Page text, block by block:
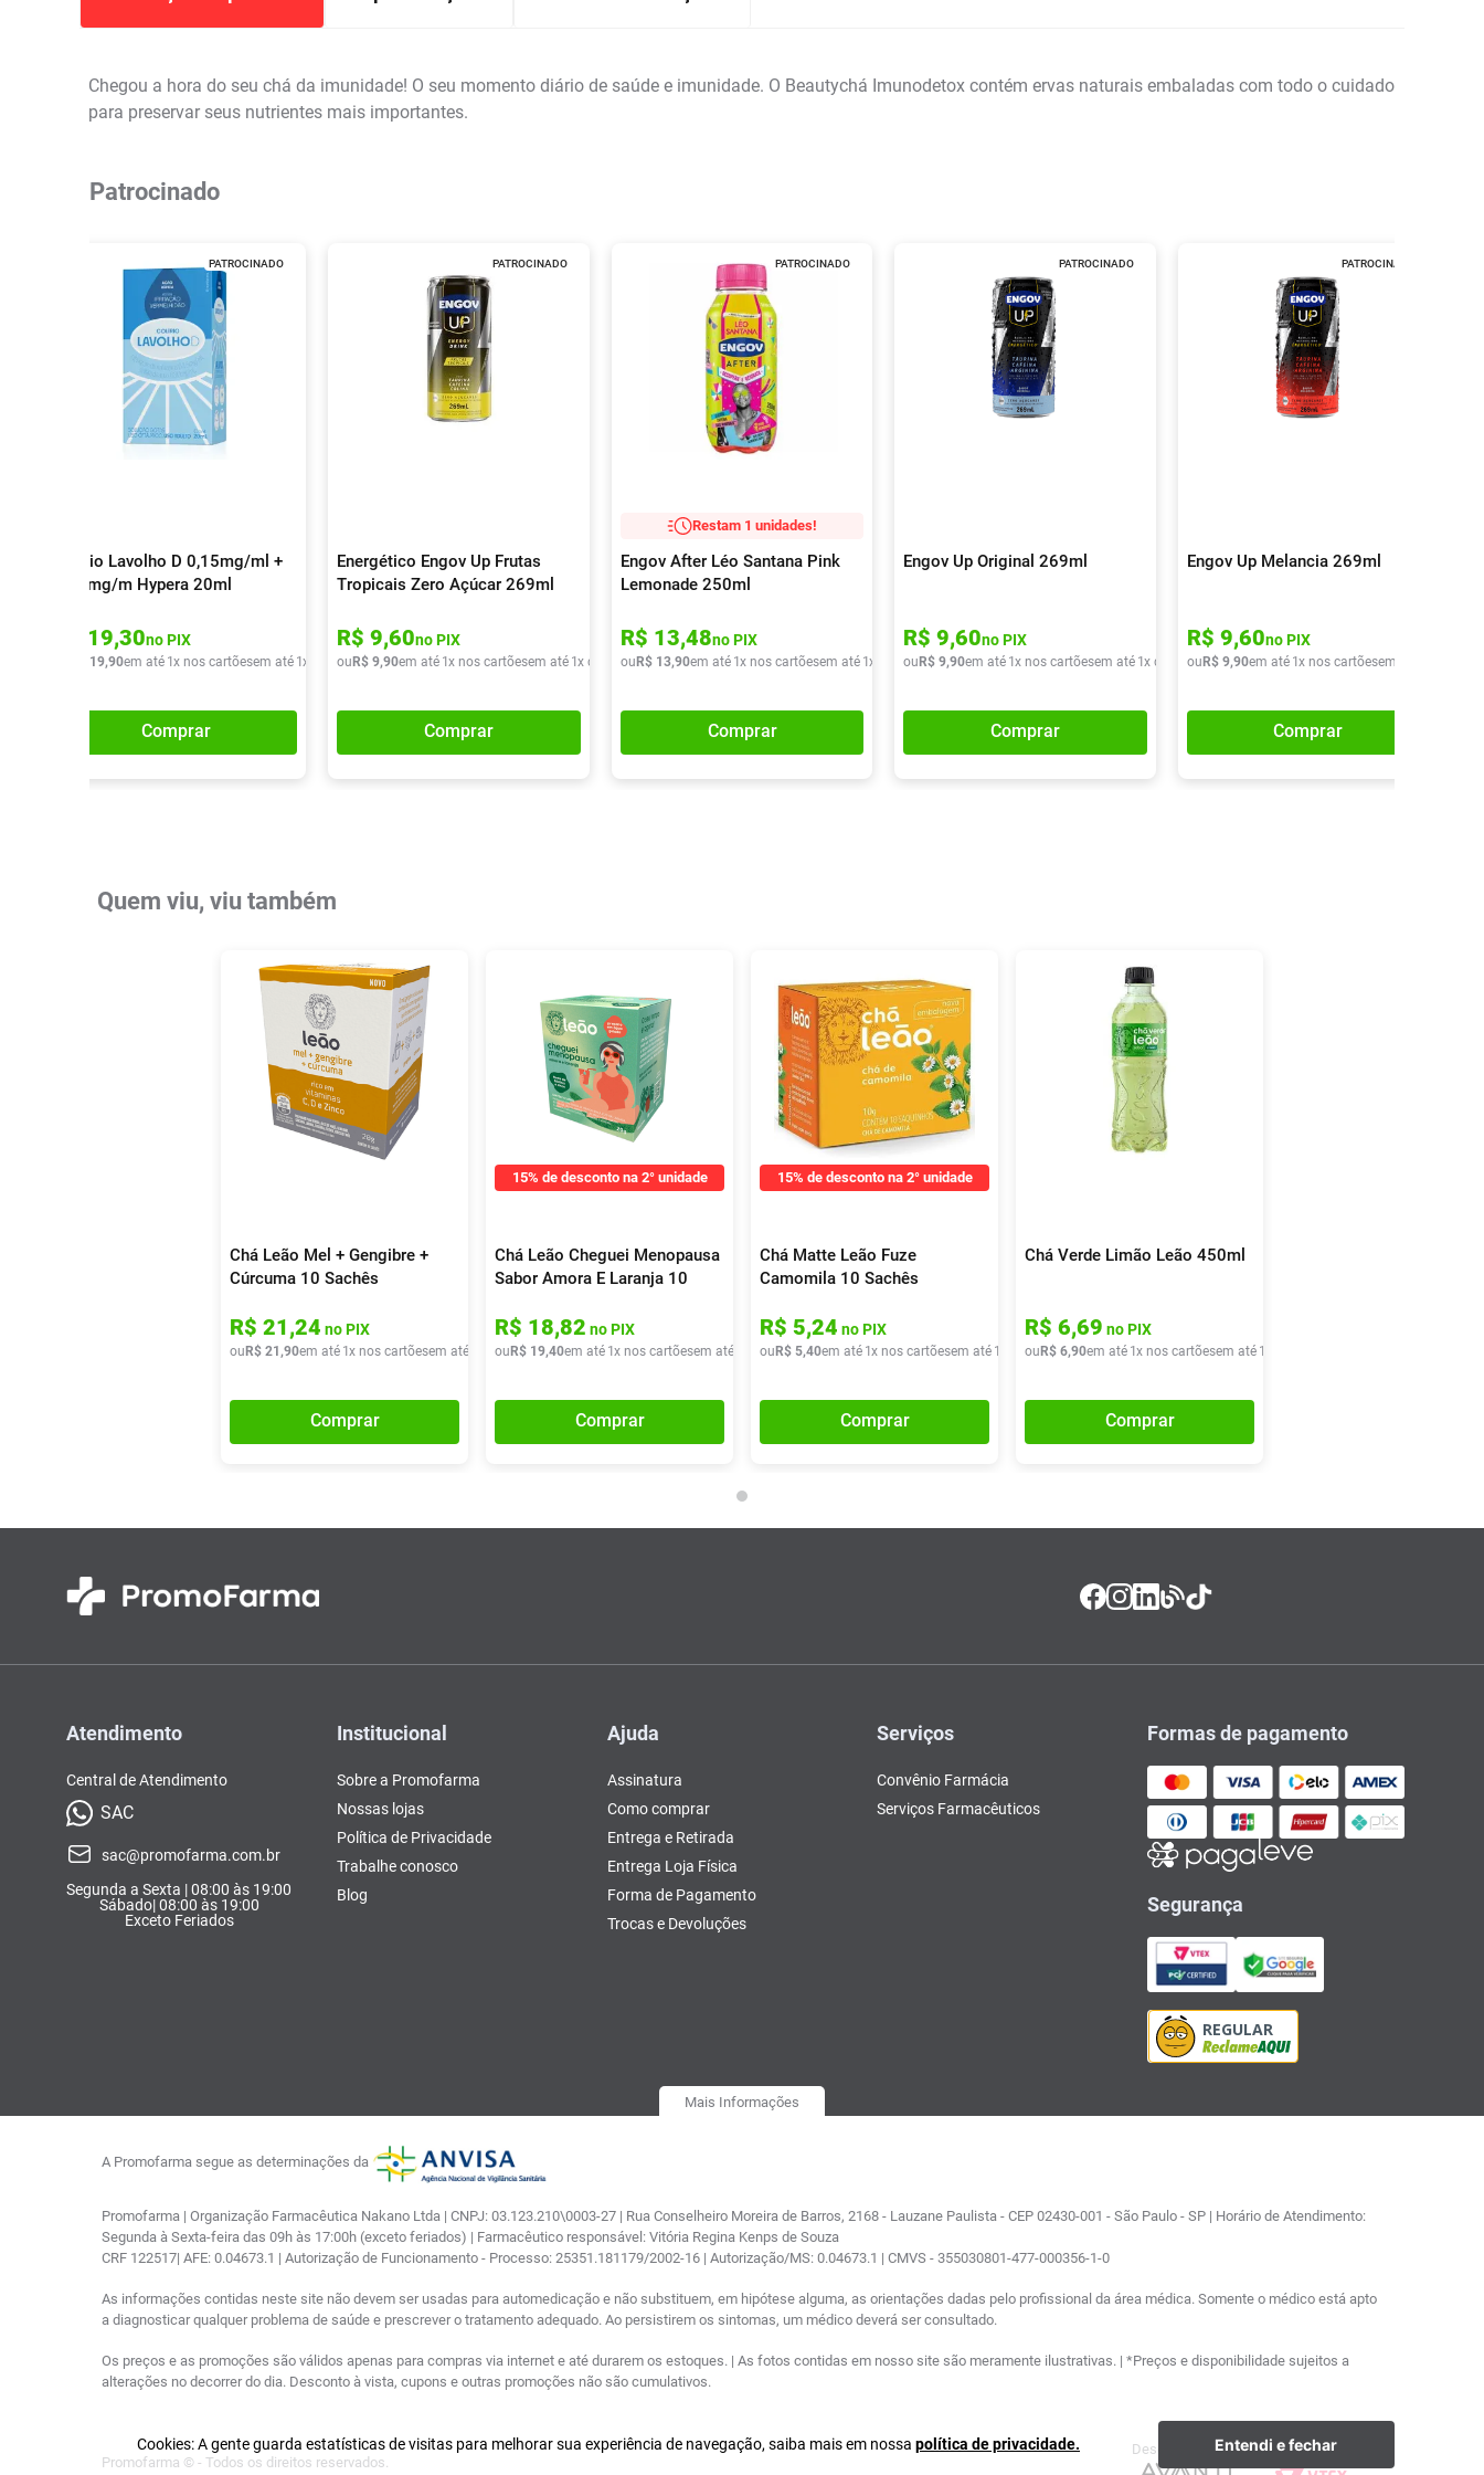
Chegou a hora do seu chá da imunidade! O seu momento diário de saúde e imunidade. O Beautychá Imunodetox contém ervas naturais embaladas com todo o cuidado
para preservar seus nutrientes mais importantes.
Patrocinado
PATROCINADO
Colírio Lavolho D 0,15mg/ml +
0,30mg/m Hypera 20ml
19,30no PIX
19,90em até 1x nos cartõesem até 1x de R$ 19,90
Comprar
PATROCINADO
Energético Engov Up Frutas
Tropicais Zero Açúcar 269ml
R$ 9,60no PIX
ou R$ 9,90em até 1x nos cartõesem até 1x de R$ 9, 90
Comprar
PATROCINADO
Restam 1 unidades!
Engov After Léo Santana Pink
Lemonade 250ml
R$ 13,48no PIX
ou R$ 13,90em até 1x nos cartõesem até 1x de R$ 13,90
Comprar
PATROCINADO
Engov Up Original 269ml
R$ 9,60no PIX
ou R$ 9,90em até 1x nos cartõesem até 1x de R$ 9, 90
Comprar
PATROCINADO
Engov Up Melancia 269ml
R$ 9,60no PIX
ou R$ 9,90em até 1x nos cartõesem até
Comprar
Quem viu, viu também
Chá Leão Mel + Gengibre +
Cúrcuma 10 Sachês
R$ 21,24 no PIX
ou R$ 21 ,90em até 1x nos cartõesem até x deR$ 21,90
Comprar
15% de desconto na 2° unidade
Chá Leão Cheguei Menopausa
Sabor Amora E Laranja 10
R$ 18,82 no PIX
ou R$ 19,40em até 1x nos cartõesem até x deR$ 19,40
Comprar
15% de desconto na 2° unidade
Chá Matte Leão Fuze
Camomila 10 Sachês
R$ 5,24 no PIX
ou R$ 5,40em até 1x nos cartõesem até 1 R$ 5, 40
Comprar
Chá Verde Limão Leão 450ml
R$ 6,69 no PIX
ou R$ 6,90em até 1x nos cartõesem até 1
Comprar
Cookies: A gente guarda estatísticas de visitas para melhorar sua experiência de navegação, saiba mais em nossa política de privacidade. Entendi e fechar
Atendimento
Central de Atendimento
SAC
sac@promofarma.com.br
Segunda a Sexta | 08:00 às 19:00
Sábado| 08:00 às 19:00
Exceto Feriados
Institucional
Sobre a Promofarma
Nossas lojas
Política de Privacidade
Trabalhe conosco
Blog
Ajuda
Assinatura
Como comprar
Entrega e Retirada
Entrega Loja Física
Forma de Pagamento
Trocas e Devoluções
Serviços
Convênio Farmácia
Serviços Farmacêuticos
Formas de pagamento
Segurança
Mais Informações
A Promofarma segue as determinações da
Promofarma | Organização Farmacêutica Nakano Ltda | CNPJ: 03.123.210\0003-27 | Rua Conselheiro Moreira de Barros, 2168 - Lauzane Paulista - CEP 02430-001 - São Paulo - SP | Horário de Atendimento:
Segunda à Sexta-feira das 09h às 17:00h (exceto feriados) | Farmacêutico responsável: Vitória Regina Kenps de Souza
CRF 122517| AFE: 0.04673.1 | Autorização de Funcionamento - Processo: 25351.181179/2002-16 | Autorização/MS: 0.04673.1 | CMVS - 355030801-477-000356-1-0
As informações contidas neste site não devem ser usadas para automedicação e não substituem, em hipótese alguma, as orientações dadas pelo profissional da área médica. Somente o médico está apto
a diagnosticar qualquer problema de saúde e prescrever o tratamento adequado. Ao persistirem os sintomas, um médico deverá ser consultado.
Os preços e as promoções são válidos apenas para compras via internet e até durarem os estoques. | As fotos contidas em nosso site são meramente ilustrativas. | *Preços e disponibilidade sujeitos a
alterações no decorrer do dia. Desconto à vista, cupons e outras promoções não são cumulativos.
Promofarma © - Todos os direitos reservados.
Desenvolvimento Plataforma